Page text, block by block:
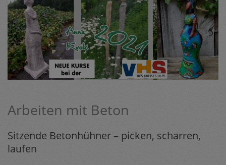
Arbeiten mit Beton
Sitzende Betonhühner – picken, scharren,
laufen